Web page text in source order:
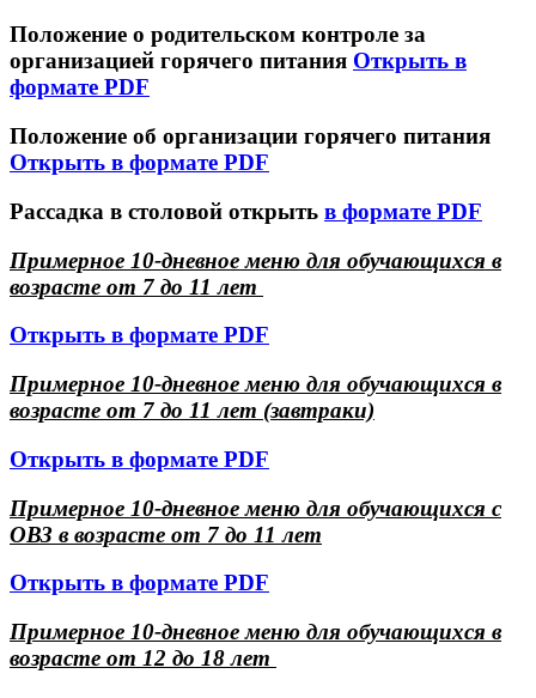
Положение о родительском контроле за
организацией горячего питания Открыть в
формате PDF
Положение об организации горячего питания
Открыть в формате PDF
Рассадка в столовой открыть в формате PDF
Примерное 10-дневное меню для обучающихся в
возрасте от 7 до 11 лет
Открыть в формате PDF
Примерное 10-дневное меню для обучающихся в
возрасте от 7 до 11 лет (завтраки)
Открыть в формате PDF
Примерное 10-дневное меню для обучающихся с
ОВЗ в возрасте от 7 до 11 лет
Открыть в формате PDF
Примерное 10-дневное меню для обучающихся в
возрасте от 12 до 18 лет